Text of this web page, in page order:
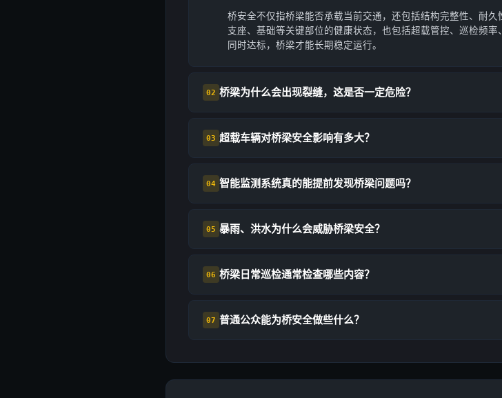
桥安全不仅指桥梁能否承载当前交通，还包括结构完整性、耐久
支座、基础等关键部位的健康状态，也包括超载管控、巡检频
同时达标，桥梁才能长期稳定运行。
02 桥梁为什么会出现裂缝，这是否一定危险？
03 超载车辆对桥梁安全影响有多大？
04 智能监测系统真的能提前发现桥梁问题吗？
05 暴雨、洪水为什么会威胁桥梁安全？
06 桥梁日常巡检通常检查哪些内容？
07 普通公众能为桥安全做些什么？